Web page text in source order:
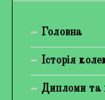
Гірієнко
Галерея
Головна
Історія
Дипломи та